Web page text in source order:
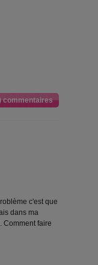
commentaires
c'est que
dans ma
Comment faire